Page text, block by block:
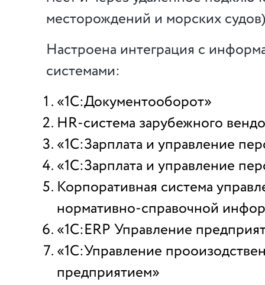
месторождений и морских
Настроена интеграция с
системами:
«1С:Документооборот»
HR-система зарубежного
«1С:Зарплата и управление
«1С:Зарплата и управление
Корпоративная система
нормативно-справочной
«1С:ERP Управление
«1С:Управление
предприятием»